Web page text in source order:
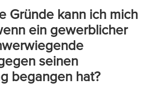
Gründe kann ich mich
ein gewerblicher
seinen
begangen hat?